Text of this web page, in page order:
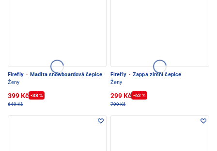
Firefly · Madita snowboardová čepice
Ženy
399 Kč -38 %
649 Kč
Firefly · Zappa zimní čepice
Ženy
299 Kč -62 %
799 Kč